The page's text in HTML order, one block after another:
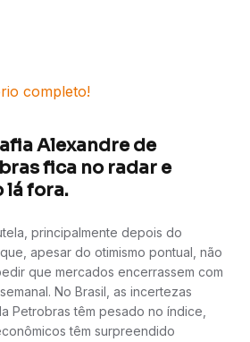
completo!
Alexandre de
fica no radar e
lá fora.
principalmente depois do
apesar do otimismo pontual, não
que mercados encerrassem com
No Brasil, as incertezas
Petrobras têm pesado no índice,
têm surpreendido